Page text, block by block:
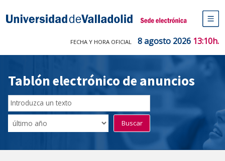
Sede electrónica Universidad de
de
FECHA Y HORA OFICIAL 8 agosto 2026 13:10h.
Tablón electrónico de anuncios
Buscador
del
Tablón
Filtro
de
Buscar